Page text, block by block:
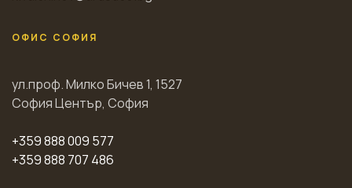
ОФИС СОФИЯ
ул.проф. Милко Бичев 1, 1527
София Център, София
+359 888 009 577
+359 888 707 486